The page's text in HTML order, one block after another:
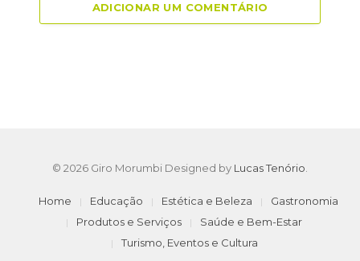
ADICIONAR UM COMENTÁRIO
© 2026 Giro Morumbi Designed by Lucas Tenório.
Home Educação Estética e Beleza
Gastronomia
Produtos e Serviços
Saúde e Bem-Estar
Turismo, Eventos e Cultura